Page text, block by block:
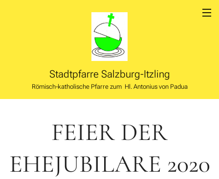
Stadtpfarre Salzburg-Itzling
Römisch-katholische Pfarre zum Hl. Antonius von Padua
FEIER DER
EHEJUBILARE 2020